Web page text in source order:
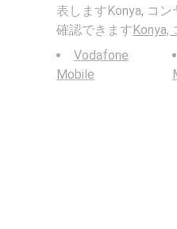
表しますKonya, コ
確認できますKonya,
Vodafone
Mobile